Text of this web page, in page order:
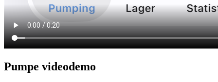
Pumpe videodemo